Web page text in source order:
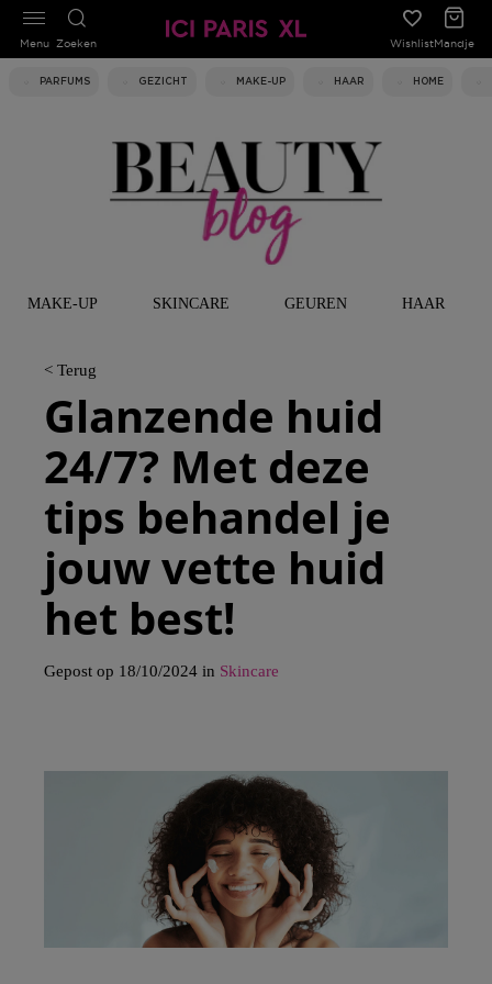
Zoeken WishlistMandje
PARFUMS GEZICHT MAKE-UP HAAR HOME
Menu
MAKE-UP SKINCARE GEUREN HAAR
< Terug
Glanzende huid
24/7? Met deze
tips behandel je
jouw vette huid
het best!
Gepost op 18/10/2024 in Skincare